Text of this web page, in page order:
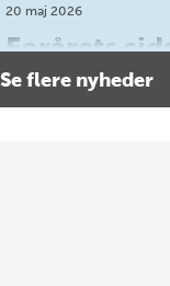
20 maj 2026
Forårets
Bogtorsdag
Se flere nyheder